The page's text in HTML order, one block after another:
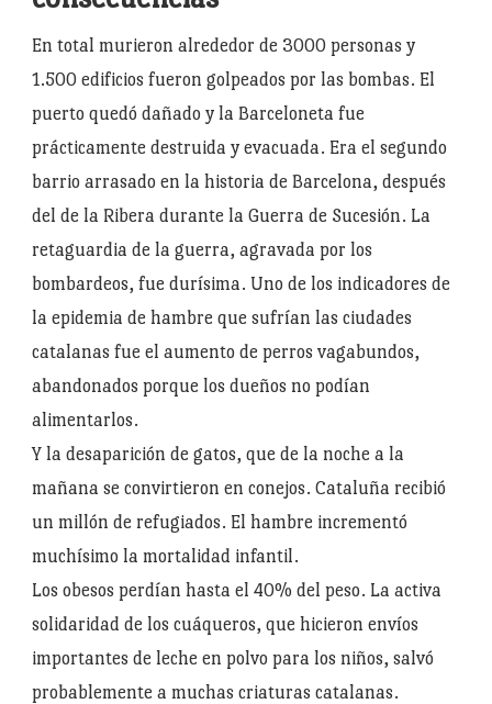
En total murieron alrededor de 3000 personas y
1.500 edificios fueron golpeados por las bombas. El
puerto quedó dañado y la Barceloneta fue
prácticamente destruida y evacuada. Era el segundo
barrio arrasado en la historia de Barcelona, después
del de la Ribera durante la Guerra de Sucesión. La
retaguardia de la guerra, agravada por los
bombardeos, fue durísima. Uno de los indicadores de
la epidemia de hambre que sufrían las ciudades
catalanas fue el aumento de perros vagabundos,
abandonados porque los dueños no podían
alimentarlos.
Y la desaparición de gatos, que de la noche a la
mañana se convirtieron en conejos. Cataluña recibió
un millón de refugiados. El hambre incrementó
muchísimo la mortalidad infantil.
Los obesos perdían hasta el 40% del peso. La activa
solidaridad de los cuáqueros, que hicieron envíos
importantes de leche en polvo para los niños, salvó
probablemente a muchas criaturas catalanas.